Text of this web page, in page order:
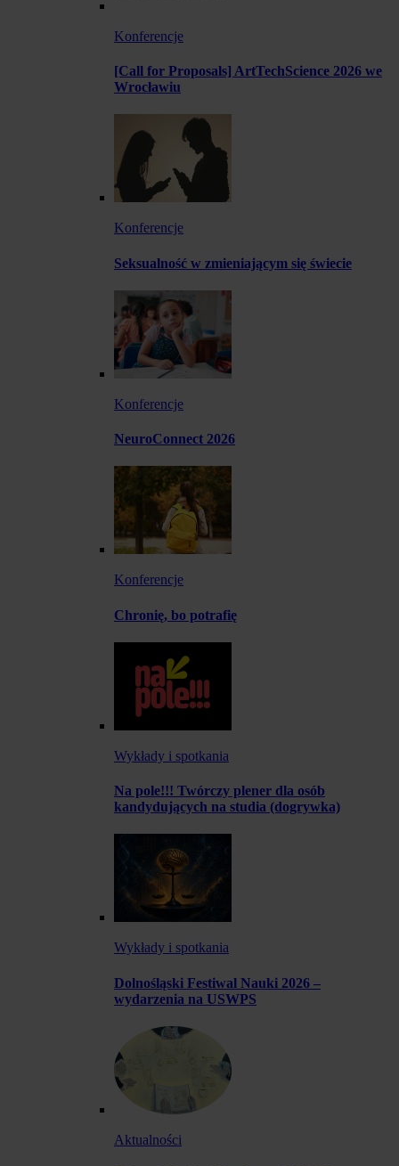
Konferencje
[Call for Proposals] ArtTechScience 2026 we
Wrocławiu
Konferencje
Seksualność w zmieniającym się świecie
Konferencje
NeuroConnect 2026
Konferencje
Chronię, bo potrafię
Wykłady i spotkania
Na pole!!! Twórczy plener dla osób
kandydujących na studia (dogrywka)
Wykłady i spotkania
Dolnośląski Festiwal Nauki 2026 –
wydarzenia na USWPS
Aktualności